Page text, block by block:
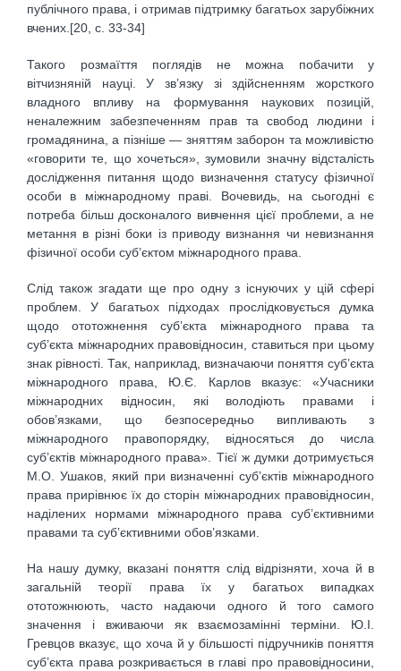
публічного права, і отримав підтримку багатьох зарубіжних
вчених.[20, c. 33-34]
Такого розмаїття поглядів не можна побачити у
вітчизняній науці. У зв’язку зі здійсненням жорсткого
владного впливу на формування наукових позицій,
неналежним забезпеченням прав та свобод людини і
громадянина, а пізніше — зняттям заборон та можливістю
«говорити те, що хочеться», зумовили значну відсталість
дослідження питання щодо визначення статусу фізичної
особи в міжнародному праві. Вочевидь, на сьогодні є
потреба більш досконалого вивчення цієї проблеми, а не
метання в різні боки із приводу визнання чи невизнання
фізичної особи суб’єктом міжнародного права.
Слід також згадати ще про одну з існуючих у цій сфері
проблем. У багатьох підходах прослідковується думка
щодо ототожнення суб’єкта міжнародного права та
суб’єкта міжнародних правовідносин, ставиться при цьому
знак рівності. Так, наприклад, визначаючи поняття суб’єкта
міжнародного права, Ю.Є. Карлов вказує: «Учасники
міжнародних відносин, які володіють правами і
обов’язками, що безпосередньо випливають з
міжнародного правопорядку, відносяться до числа
суб’єктів міжнародного права». Тієї ж думки дотримується
М.О. Ушаков, який при визначенні суб’єктів міжнародного
права прирівнює їх до сторін міжнародних правовідносин,
наділених нормами міжнародного права суб’єктивними
правами та суб’єктивними обов’язками.
На нашу думку, вказані поняття слід відрізняти, хоча й в
загальній теорії права їх у багатьох випадках
ототожнюють, часто надаючи одного й того самого
значення і вживаючи як взаємозамінні терміни. Ю.І.
Гревцов вказує, що хоча й у більшості підручників поняття
суб’єкта права розкривається в главі про правовідносини,